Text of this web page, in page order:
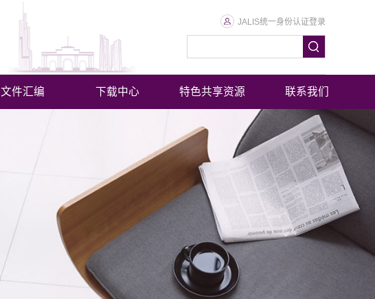
JALIS统一身份认证登录
文件汇编 下载中心 特色共享资源 联系我们